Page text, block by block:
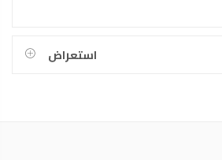
استعراض